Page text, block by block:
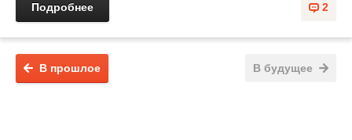
2
Подробнее
В будущее
В прошлое